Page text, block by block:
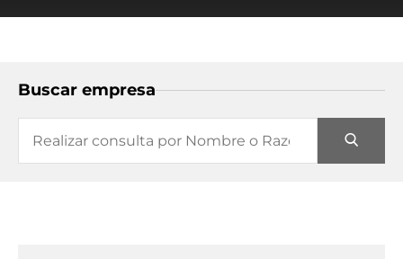
Buscar empresa